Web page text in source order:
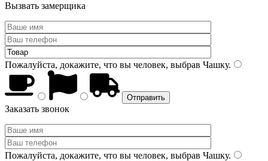
Вызвать замерщика
Пожалуйста, докажите, что вы человек, выбрав Чашку.
Заказать звонок
Пожалуйста, докажите, что вы человек, выбрав Чашку.